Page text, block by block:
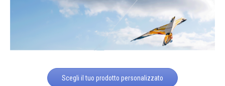
Scegli il tuo prodotto personalizzato